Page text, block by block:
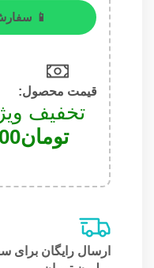
📱
قیمت محصول:​
تخفیف
تومان